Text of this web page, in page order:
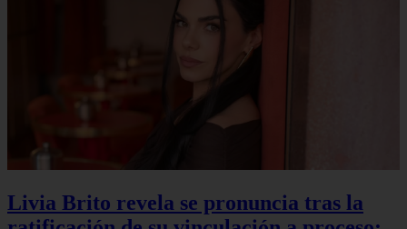
Livia Brito revela se pronuncia tras la